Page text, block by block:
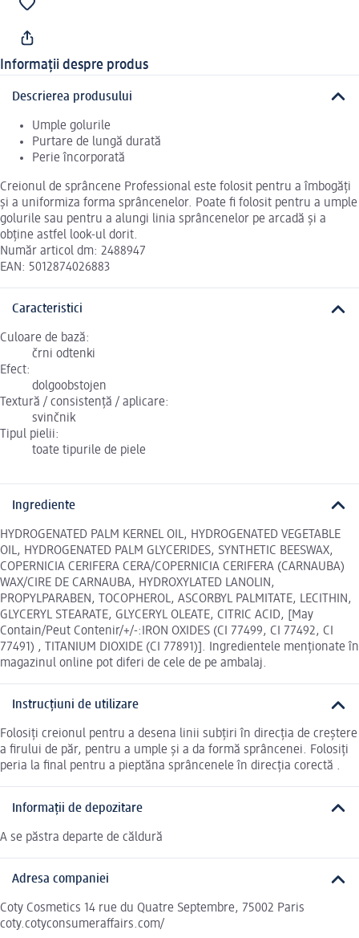
Informații despre produs
Descrierea produsului
Umple golurile
Purtare de lungă durată
Perie încorporată
Creionul de sprâncene Professional este folosit pentru a îmbogăți
și a uniformiza forma sprâncenelor. Poate fi folosit pentru a umple
golurile sau pentru a alungi linia sprâncenelor pe arcadă și a
obține astfel look-ul dorit.
Număr articol dm: 2488947
EAN: 5012874026883
Caracteristici
Culoare de bază:
črni odtenki
Efect:
dolgoobstojen
Textură / consistență / aplicare:
svinčnik
Tipul pielii:
toate tipurile de piele
Ingrediente
HYDROGENATED PALM KERNEL OIL, HYDROGENATED VEGETABLE
OIL, HYDROGENATED PALM GLYCERIDES, SYNTHETIC BEESWAX,
COPERNICIA CERIFERA CERA/COPERNICIA CERIFERA (CARNAUBA)
WAX/CIRE DE CARNAUBA, HYDROXYLATED LANOLIN,
PROPYLPARABEN, TOCOPHEROL, ASCORBYL PALMITATE, LECITHIN,
GLYCERYL STEARATE, GLYCERYL OLEATE, CITRIC ACID, [May
Contain/Peut Contenir/+/-:IRON OXIDES (CI 77499, CI 77492, CI
77491) , TITANIUM DIOXIDE (CI 77891)]. Ingredientele menționate în
magazinul online pot diferi de cele de pe ambalaj.
Instrucțiuni de utilizare
Folosiți creionul pentru a desena linii subțiri în direcția de creștere
a firului de păr, pentru a umple și a da formă sprâncenei. Folosiți
peria la final pentru a pieptăna sprâncenele în direcția corectă .
Informații de depozitare
A se păstra departe de căldură
Adresa companiei
Coty Cosmetics 14 rue du Quatre Septembre, 75002 Paris
coty.cotyconsumeraffairs.com/